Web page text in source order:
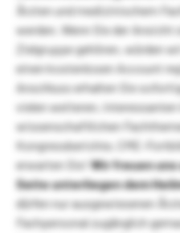
Ärzten und medizinischem
werden. Wenn Sie der Ansicht
Zielgruppe gehören, würden
einen kostenlosen Account
Anschluss erhalten Sie
vielen weiteren, interessanten
wissenschaftlichen
Kongressberichte, CME-
erwarten Sie!Wir freuen
Seite unterliegen dem
dürfen nur ausgewiesenen
Fachpersonal zugänglich